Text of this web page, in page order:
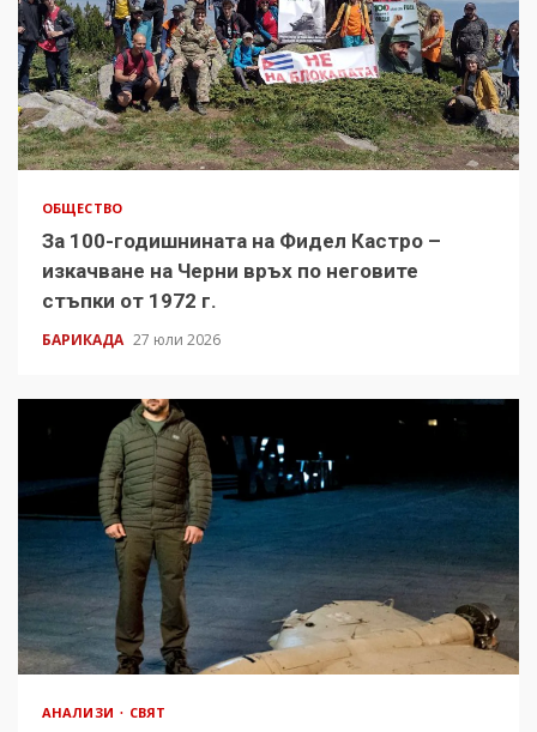
ОБЩЕСТВО
За 100-годишнината на Фидел Кастро –
изкачване на Черни връх по неговите
стъпки от 1972 г.
БАРИКАДА 27 юли 2026
АНАЛИЗИ СВЯТ